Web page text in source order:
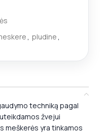
, pludine,
techniką pagal
žvejui
meškerės yra tinkamos